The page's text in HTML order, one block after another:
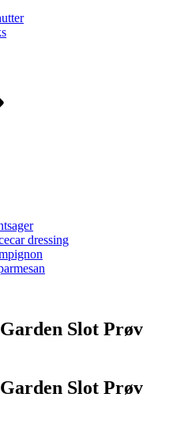
dressing
Slot Prøv
Slot Prøv